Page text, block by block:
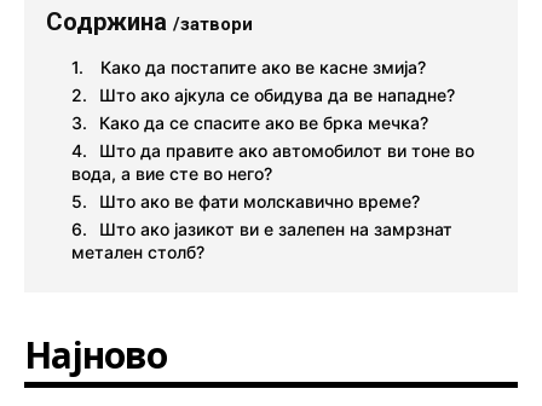
Содржина /затвори
Како да постапите ако ве касне змија?
Што ако ајкула се обидува да ве нападне?
Како да се спасите ако ве брка мечка?
Што да правите ако автомобилот ви тоне во
вода, а вие сте во него?
Што ако ве фати молскавично време?
Што ако јазикот ви е залепен на замрзнат
метален столб?
Најново